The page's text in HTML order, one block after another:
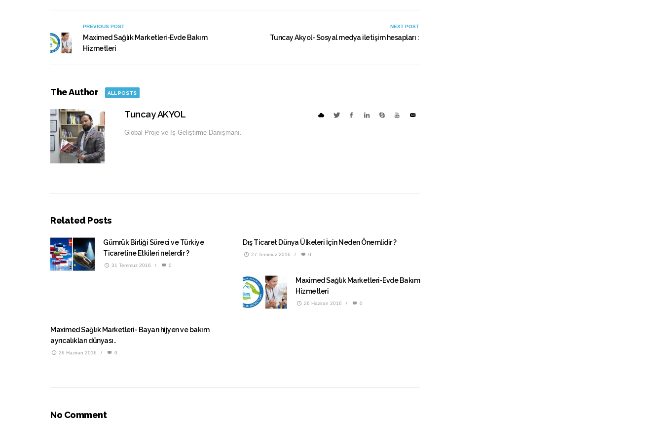
PREVIOUS POST
Maximed Sağlık Marketleri-Evde Bakım
Hizmetleri
NEXT POST
Tuncay Akyol- Sosyal medya iletişim hesapları :
The Author ALL POSTS
Tuncay AKYOL
Global Proje ve İş Geliştirme Danışmanı.
Related Posts
Gümrük Birliği Süreci ve Türkiye
Ticaretine Etkileri nelerdir ?
31 Temmuz 2016 / 0
Dış Ticaret Dünya Ülkeleri İçin Neden Önemlidir ?
27 Temmuz 2016 / 0
Maximed Sağlık Marketleri-Evde Bakım
Hizmetleri
26 Haziran 2016 / 0
Maximed Sağlık Marketleri- Bayan hijyen ve bakım
ayrıcalıkları dünyası..
26 Haziran 2016 / 0
No Comment